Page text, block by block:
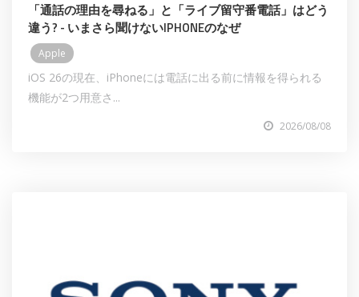
「通話の理由を尋ねる」と「ライブ留守番電話」はどう
違う? - いまさら聞けないIPHONEのなぜ
Apple
iOS 26の現在、iPhoneには電話に出る前に情報を得られる
機能が2つ用意さ...
2026/08/08